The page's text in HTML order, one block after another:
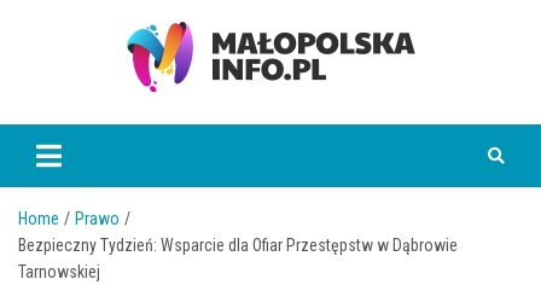
Małopolska Info
Home
Prawo
Bezpieczny Tydzień: Wsparcie dla Ofiar Przestępstw w Dąbrowie
Tarnowskiej